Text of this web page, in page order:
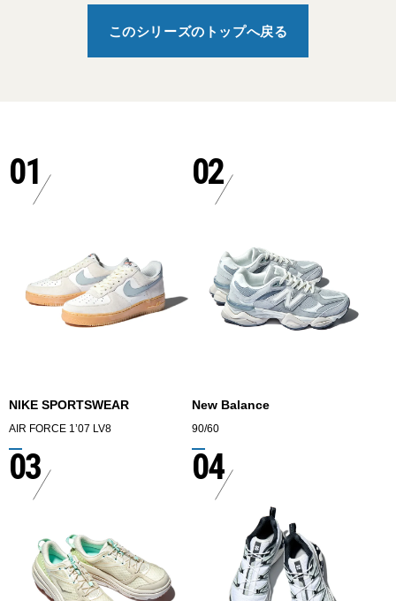
このシリーズのトップへ戻る
01
NIKE SPORTSWEAR
AIR FORCE 1’07 LV8
02
New Balance
90/60
03 04